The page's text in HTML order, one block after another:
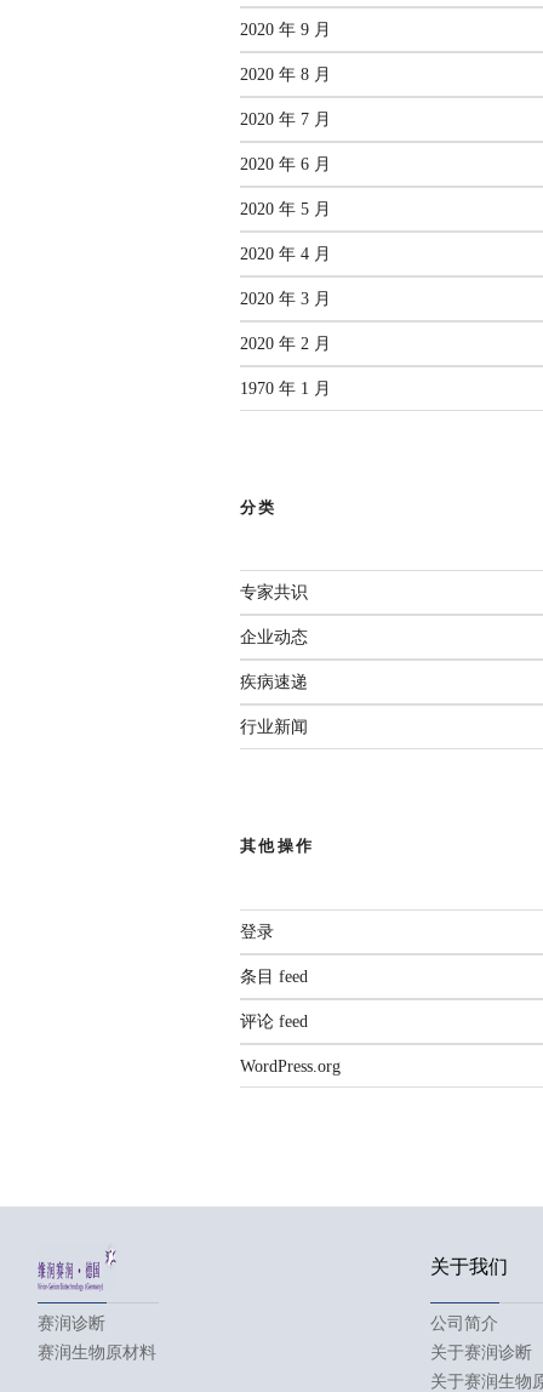
2020 年 9 月
2020 年 8 月
2020 年 7 月
2020 年 6 月
2020 年 5 月
2020 年 4 月
2020 年 3 月
2020 年 2 月
1970 年 1 月
分类
专家共识
企业动态
疾病速递
行业新闻
其他操作
登录
条目 feed
评论 feed
WordPress.org
赛润诊断
赛润生物原材料
关于我们
公司简介
关于赛润诊断
关于赛润生物